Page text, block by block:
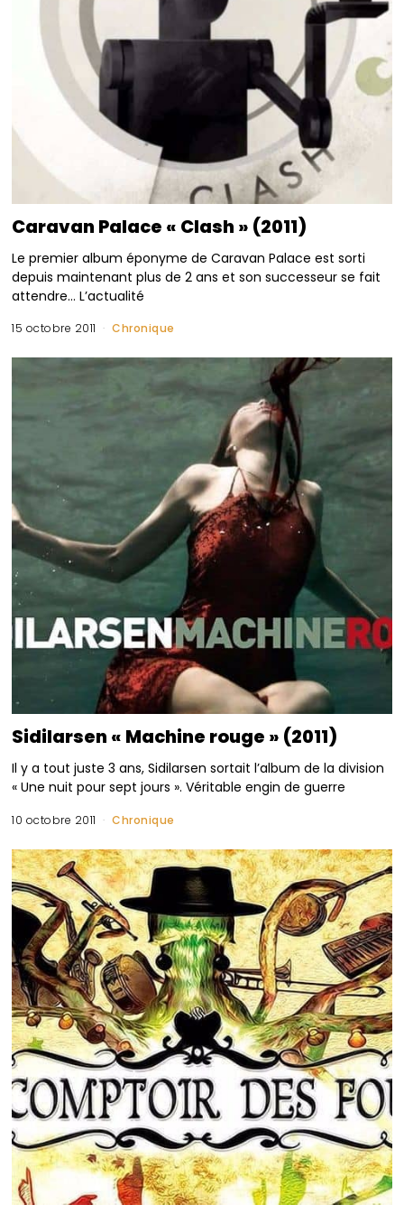
Caravan Palace « Clash » (2011)
Le premier album éponyme de Caravan Palace est sorti
depuis maintenant plus de 2 ans et son successeur se fait
attendre… L’actualité
15 octobre 2011 Chronique
Sidilarsen « Machine rouge » (2011)
Il y a tout juste 3 ans, Sidilarsen sortait l’album de la division
« Une nuit pour sept jours ». Véritable engin de guerre
10 octobre 2011 Chronique